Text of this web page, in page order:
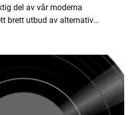
del av vår moderna
brett utbud av alternativ